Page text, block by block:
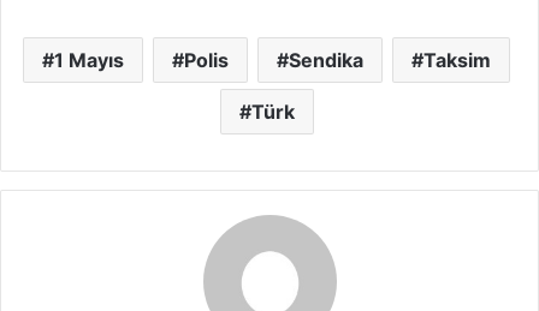
1 Mayıs Polis Sendika Taksim
Türk